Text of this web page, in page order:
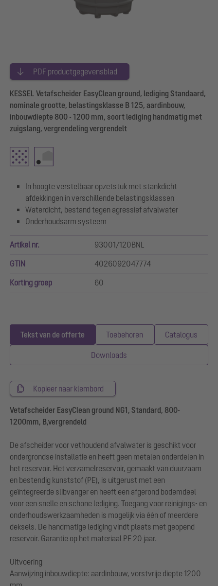
PDF productgegevensblad
KESSEL Vetafscheider EasyClean ground, lediging Standaard,
nominale grootte, belastingsklasse B 125, aardinbouw,
inbouwdiepte 800 - 1200 mm, soort lediging handmatig met
zuigslang, vergrendeling vergrendelt
In hoogte verstelbaar opzetstuk met stankdicht
afdekkingen in verschillende belastingsklassen
Waterdicht, bestand tegen agressief afvalwater
Onderhoudsarm systeem
Artikel nr. 93001/120BNL
GTIN 4026092047774
Korting groep 60
Tekst van de offerte Toebehoren Catalogus
Downloads
Kopieer naar klembord
Vetafscheider EasyClean ground NG1, Standard, 800-
1200mm, B,vergrendeld
De afscheider voor vethoudend afvalwater is geschikt voor
ondergrondse installatie en heeft geen metalen onderdelen in
het reservoir. Het verzamelreservoir, gemaakt van duurzaam
en bestendig kunststof (PE), is uitgerust met een
geïntegreerde slibvanger en heeft een afgerond bodemdeel
voor een snelle en schone lediging. Toegang voor reinigings- en
onderhoudswerkzaamheden is mogelijk via één of meerdere
deksels. De handmatige lediging vindt plaats met geopend
reservoir. Garantie op het materiaal PE 20 jaar.
Uitvoering
Aanwijzing inbouwdiepte: aardinbouw, vorstvrije diepte 1200